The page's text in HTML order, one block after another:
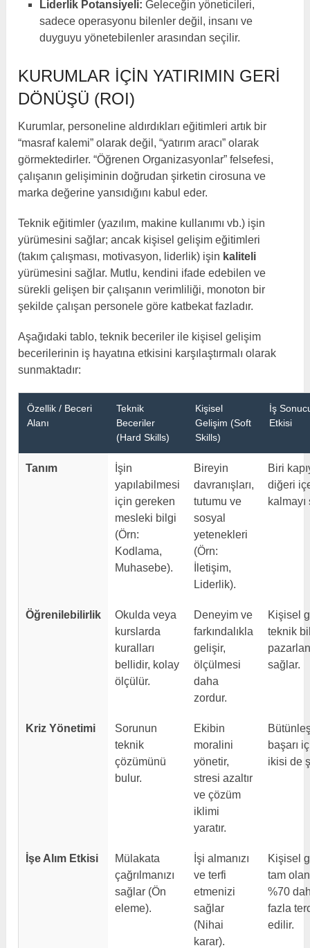
Liderlik Potansiyeli: Geleceğin yöneticileri,
sadece operasyonu bilenler değil, insanı ve
duyguyu yönetebilenler arasından seçilir.
KURUMLAR İÇIN YATIRIMIN GERI
DÖNÜŞÜ (ROI)
Kurumlar, personeline aldırdıkları eğitimleri artık bir
“masraf kalemi” olarak değil, “yatırım aracı” olarak
görmektedirler. “Öğrenen Organizasyonlar” felsefesi,
çalışanın gelişiminin doğrudan şirketin cirosuna ve
marka değerine yansıdığını kabul eder.
Teknik eğitimler (yazılım, makine kullanımı vb.) işin
yürümesini sağlar; ancak kişisel gelişim eğitimleri
(takım çalışması, motivasyon, liderlik) işin kaliteli
yürümesini sağlar. Mutlu, kendini ifade edebilen ve
sürekli gelişen bir çalışanın verimliliği, monoton bir
şekilde çalışan personele göre katbekat fazladır.
Aşağıdaki tablo, teknik beceriler ile kişisel gelişim
becerilerinin iş hayatına etkisini karşılaştırmalı olarak
sunmaktadır:
Özellik / Beceri
Alanı
Teknik
Beceriler
(Hard Skills)
Kişisel
Gelişim (Soft
Skills)
İş
Etkisi
Tanım
İşin
yapılabilmesi
için gereken
mesleki bilgi
(Örn:
Kodlama,
Muhasebe).
Bireyin
davranışları,
tutumu ve
sosyal
yetenekleri
(Örn:
İletişim,
Liderlik).
Biri
diğeri
kalmayı
Öğrenilebilirlik
Okulda veya
kurslarda
kuralları
bellidir, kolay
ölçülür.
Deneyim ve
farkındalıkla
gelişir,
ölçülmesi
daha
zordur.
Kişisel
teknik
sağlar.
Kriz Yönetimi
Sorunun
teknik
çözümünü
bulur.
Ekibin
moralini
yönetir,
stresi azaltır
ve çözüm
iklimi
yaratır.
başarı
ikisi de
İşe Alım Etkisi
Mülakata
çağrılmanızı
sağlar (Ön
eleme).
İşi almanızı
ve terfi
etmenizi
sağlar
(Nihai
karar).
Kişisel
tam
%70
fazla
edilir.